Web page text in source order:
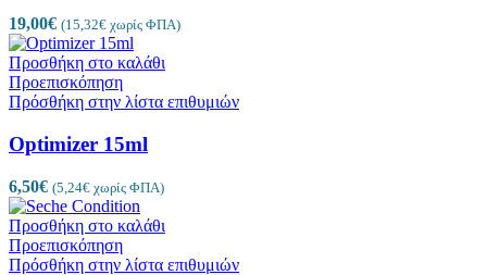
19,00€ (15,32€ χωρίς ΦΠΑ)
Προσθήκη στο καλάθι
Προεπισκόπηση
Πρόσθήκη στην λίστα επιθυμιών
Optimizer 15ml
6,50€ (5,24€ χωρίς ΦΠΑ)
Προσθήκη στο καλάθι
Προεπισκόπηση
Πρόσθήκη στην λίστα επιθυμιών